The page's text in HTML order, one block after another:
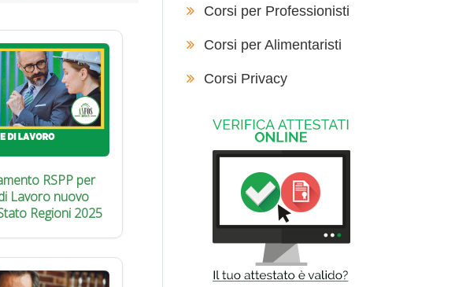
RSPP per
Lavoro nuovo
Regioni 2025
Corsi per Professionisti
Corsi per Alimentaristi
Corsi Privacy